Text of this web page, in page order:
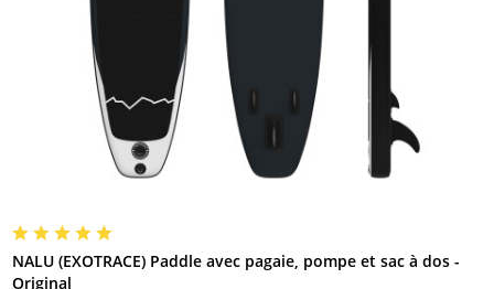
NALU (EXOTRACE) Paddle avec pagaie, pompe et sac à dos -
Original